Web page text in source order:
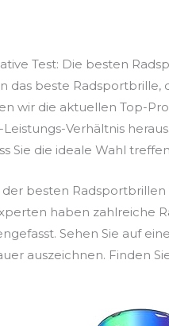
Test: Die besten
das beste
wir die aktuellen Top-
Leistungs-Verhältnis
Sie die ideale Wahl
der besten
haben zahlreiche
Sehen Sie auf
auszeichnen. Finden